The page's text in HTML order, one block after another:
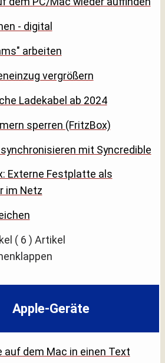
- digital
arbeiten
vergrößern
Ladekabel ab 2024
sperren (FritzBox)
mit Syncredible
Externe Festplatte als
im Netz
( 6 ) Artikel
Apple-Geräte
auf dem Mac in einen Text